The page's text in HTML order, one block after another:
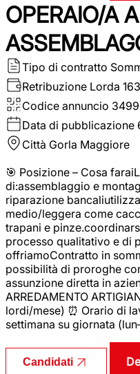
OPERAIO/A
Tipo di contratto
Retribuzione Lorda
Codice annuncio
Data di pubblicazione
Città Gorla Maggiore
🎯 Posizione – Cosa
di:assemblaggio e
riparazione
medio/leggera come
trapani e
processo qualitativo e di
offriamoContratto in
possibilità di proroghe
assunzione diretta in
ARREDAMENTO
lordi/mese) ⏰ Orario di
settimana su giornata
Candidati